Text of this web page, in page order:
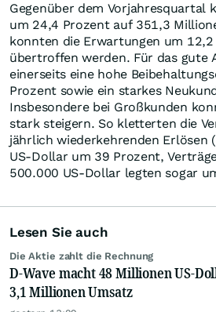
Gegenüber dem Vorjahresquartal
um 24,4 Prozent auf 351,3
konnten die Erwartungen um
übertroffen werden. Für das gute
einerseits eine hohe
Prozent sowie ein starkes
Insbesondere bei Großkunden
stark steigern. So kletterten die
jährlich wiederkehrenden Erlösen
US-Dollar um 39 Prozent,
500.000 US-Dollar legten sogar
Lesen Sie auch
Die Aktie zahlt die Rechnung
D-Wave macht 48 Millionen US-
3,1 Millionen Umsatz